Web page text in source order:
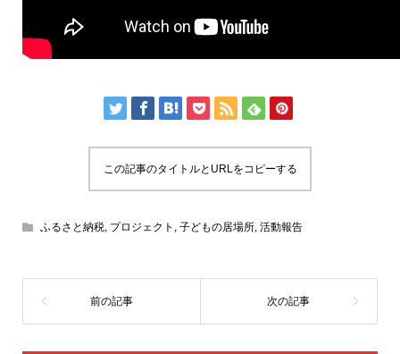
この記事のタイトルとURLをコピーする
ふるさと納税, プロジェクト , 子どもの居場所, 活動報告